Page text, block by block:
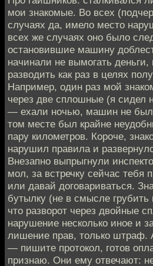
мои знакомые. Во всех
случаях да, имело место
всех же случаях оно было
остановившие машину
начинали не вымогать деньги,
разводить как раз в целях
Например, один раз мой
через две сплошные (я сидел
— ехали ночью, машин не
том месте был крайне
пару километров. Короче,
нарушил правила и
Внезапно выпрыгнули
мол, за встречку сейчас тебя
или давай договариваться.
бутылку (не в смысле
что разворот через двойные
нарушение несколько иное и
лишение прав, только
— пишите протокол, готов
признаю. Они ему отвечают: